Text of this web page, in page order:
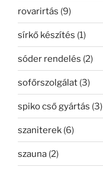
rovarirtás (9)
sírkő készítés (1)
sóder rendelés (2)
sofőrszolgálat (3)
spiko cső gyártás (3)
szaniterek (6)
szauna (2)